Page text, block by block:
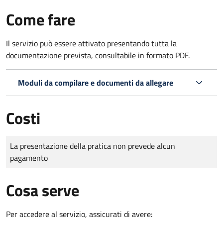
Come fare
Il servizio può essere attivato presentando tutta la
documentazione prevista, consultabile in formato PDF.
Moduli da compilare e documenti da allegare
Costi
Tipo di pagamento
Importo
La presentazione della pratica non prevede alcun
pagamento
Cosa serve
Per accedere al servizio, assicurati di avere: